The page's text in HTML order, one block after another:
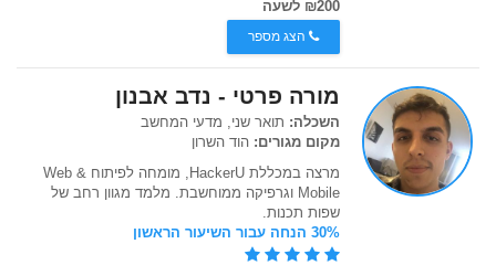
₪200 לשעה
הצג מספר
מורה פרטי - נדב אבנון
השכלה: תואר שני, מדעי המחשב
מקום מגורים: הוד השרון
מרצה במכללת HackerU, מומחה לפיתוח Web &
Mobile וגרפיקה ממוחשבת. מלמד מגוון רחב של
שפות תכנות.
30% הנחה עבור השיעור הראשון